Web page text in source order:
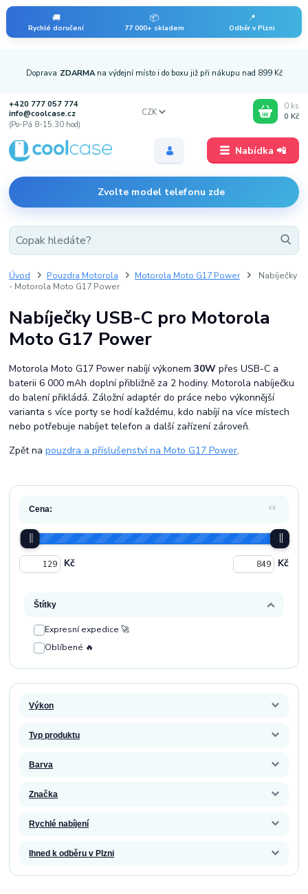
🚚
Rychlé doručení
📦
77 000+ skladem
📍
Odběr v Plzni
Nabídka 📲
Doprava ZDARMA na výdejní místo i do boxu již při nákupu nad 899 Kč
+420 777 057 774
info@coolcase.cz
(Po-Pá 8-15:30 hod)
Zvolte model telefonu zde
CZK
0 ks
0 Kč
Úvod Pouzdra Motorola Motorola Moto G17 Power
Nabíječky
- Motorola Moto G17 Power
Nabíječky USB-C pro Motorola
Moto G17 Power
Motorola Moto G17 Power nabíjí výkonem30W přes USB-C a
baterii 6 000 mAh doplní přibližně za 2 hodiny. Motorola nabíječku
do balení přikládá. Záložní adaptér do práce nebo výkonnější
varianta s více porty se hodí každému, kdo nabíjí na více místech
nebo potřebuje nabíjet telefon a další zařízení zároveň.
Zpět napouzdra a příslušenství na Moto G17 Power.
Cena:
Kč Kč
Štítky
Expresní expedice 🚀
Oblíbené 🔥
Výkon
Typ produktu
Barva
Značka
Rychlé nabíjení
Ihned k odběru v Plzni